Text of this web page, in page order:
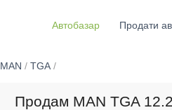
Автобазар Продати
MAN / TGA/
Продам MAN TGA